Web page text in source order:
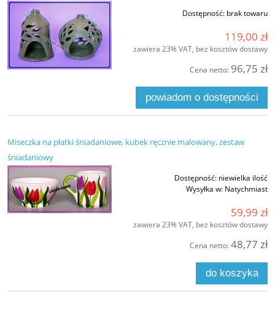
Dostępność: brak towaru
119,00 zł
zawiera 23% VAT, bez kosztów dostawy
Cena netto: 96,75 zł
powiadom o dostępności
Miseczka na płatki śniadaniowe, kubek ręcznie malowany, zestaw
śniadaniowy
Dostępność: niewielka ilość
Wysyłka w: Natychmiast
59,99 zł
zawiera 23% VAT, bez kosztów dostawy
Cena netto:48,77 zł
do koszyka